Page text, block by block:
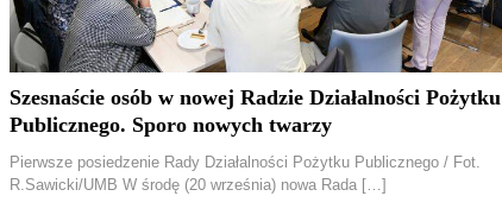
Szesnaście osób w nowej Radzie Działalności Pożytku
Publicznego. Sporo nowych twarzy
Pierwsze posiedzenie Rady Działalności Pożytku Publicznego / Fot.
R.Sawicki/UMB W środę (20 września) nowa Rada […]